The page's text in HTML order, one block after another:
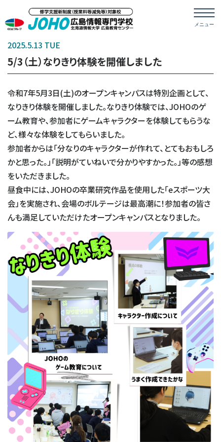
2025.5.13 TUE
5/3（土）なりきり体験を開催しました
令和7年5月3日(土)のオープンキャンパスは特別企画として、
なりきり体験を開催しました。なりきり体験では、JOHOのゲ
ーム教育や、参加者にゲームキャラクターを体験してもらうな
ど、様々な体験をしてもらいました。
参加者からは「分なりのキャラクターが作れて、とてもおもしろ
かと思った。」「説明がていねいで分かりやすかった。」等の感想
をいただきました。
昼食中には、JOHOの卒業研究作品を使用した「eスポーツ大
会」を実施され、会場のボルテージは最高潮に！参加者の皆さ
んも満足していただけたオープンキャンパスとなりました。